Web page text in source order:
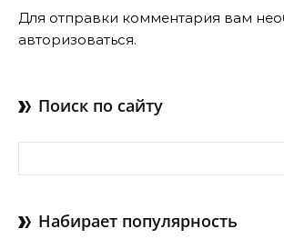
Для отправки комментария вам
авторизоваться.
Поиск по сайту
Набирает популярность